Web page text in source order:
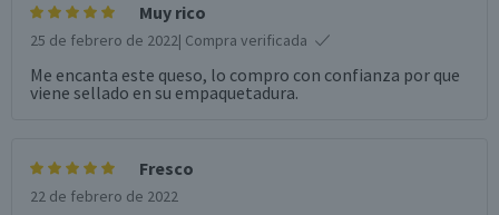
Muy rico
25 de febrero de 2022| Compra verificada
Me encanta este queso, lo compro con confianza por que
viene sellado en su empaquetadura.
Fresco
22 de febrero de 2022